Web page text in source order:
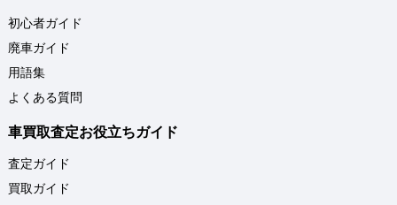
初心者ガイド
廃車ガイド
用語集
よくある質問
車買取査定お役立ちガイド
査定ガイド
買取ガイド